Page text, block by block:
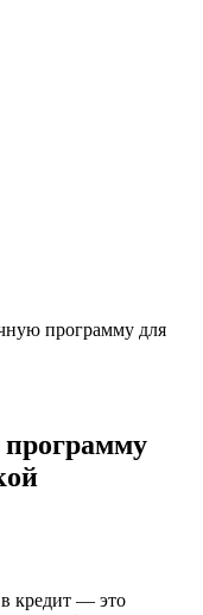
программу для
кредит — это